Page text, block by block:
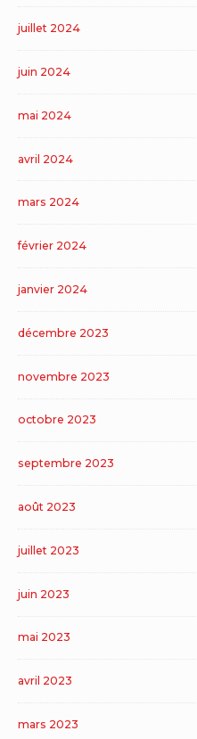
juillet 2024
juin 2024
mai 2024
avril 2024
mars 2024
février 2024
janvier 2024
décembre 2023
novembre 2023
octobre 2023
septembre 2023
août 2023
juillet 2023
juin 2023
mai 2023
avril 2023
mars 2023